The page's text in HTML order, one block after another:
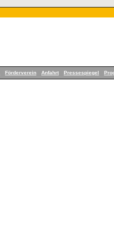
Förderverein Anfahrt Pressespiegel